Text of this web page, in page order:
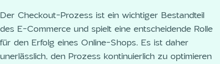
Der Checkout-Prozess ist ein wichtiger Bestandteil
des E-Commerce und spielt eine entscheidende Rolle
für den Erfolg eines Online-Shops. Es ist daher
unerlässlich, den Prozess kontinuierlich zu optimieren